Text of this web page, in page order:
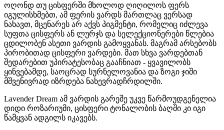
ოღონდ თუ ცისფერში მხოლოდ ღიღილოს ფერს
იგულისხმებთ, ამ ფერის ვარდს მართლაც ვერსად
ნახავთ, მცენარეს არ აქვს პიგმენტი, რომელიც იძლევა
სუფთა ცისფერს ან ლურჯს და სელექციონერები წლებია
ცდილობენ ასეთი ვარდის გამოყვანას. მაგრამ არსებობს
პირობითად ცისფერი ვარდები. მათ სხვა ვარდებთან
შედარებით უპირატესობაც გააჩნიათ - ყვავილობს
ყინვებამდე, საოცრად სურნელოვანია და ზოგი ჯიში
მშვენივრად იზრდება ნახევრადჩრდილში.
Lavender Dream ამ ვარდის გარეშე უკვე წარმოუდგენელია
დიდი როზარიუმი, ცისფერი ტონალობის ბაღში კი იგი
წამყვან ადგილს იკავებს.